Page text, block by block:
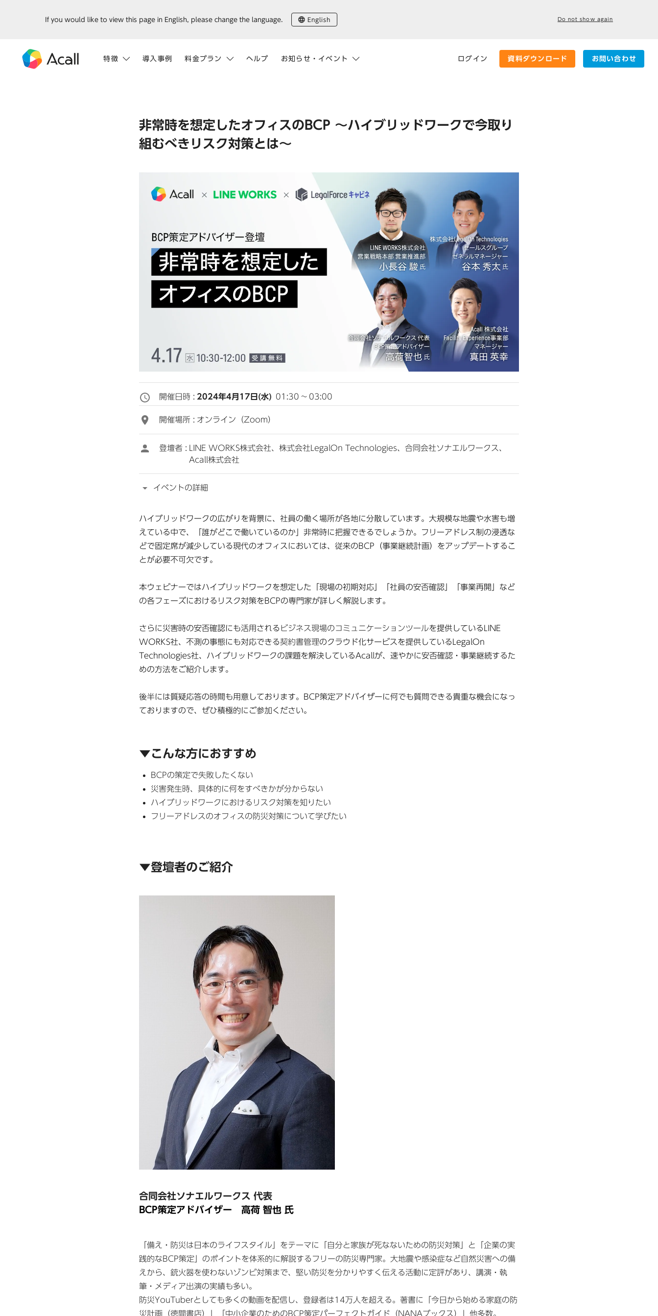
特徴 導入事例 料金プラン ヘルプ お知らせ・イベント ログイン 資料ダウンロード お問い合わせ
If you would like to view this page in English, please change the language. English Do not show again
非常時を想定したオフィスのBCP 〜ハイブリッドワークで今取り
組むべきリスク対策とは〜
開催日時 : 2024年4月17日(水) 01:30 ~ 03:00
開催場所 : オンライン（Zoom）
登壇者 :
LINE WORKS株式会社、株式会社LegalOn Technologies、合同会社ソナエルワークス、
Acall株式会社
イベントの詳細
ハイブリッドワークの広がりを背景に、社員の働く場所が各地に分散しています。大規模な地震や水害も増
えている中で、「誰がどこで働いているのか」非常時に把握できるでしょうか。フリーアドレス制の浸透な
どで固定席が減少している現代のオフィスにおいては、従来のBCP（事業継続計画）をアップデートするこ
とが必要不可欠です。
本ウェビナーではハイブリッドワークを想定した「現場の初期対応」「社員の安否確認」「事業再開」など
の各フェーズにおけるリスク対策をBCPの専門家が詳しく解説します。
さらに災害時の安否確認にも活用される ビジネス現場のコミュニケーションツールを提供しているLINE
WORKS社、不測の事態にも対応できる契約書管理のクラウド化サービスを提供しているLegalOn
Technologies社、ハイブリッドワークの課題を解決しているAcallが、速やかに安否確認・事業継続するた
めの方法をご紹介します。
後半には質疑応答の時間も用意しております。BCP策定アドバイザーに何でも質問できる貴重な機会になっ
ておりますので、ぜひ積極的にご参加ください。
▼こんな方におすすめ
BCPの策定で失敗したくない
災害発生時、具体的に何をすべきかが分からない
ハイブリッドワークにおけるリスク対策を知りたい
フリーアドレスのオフィスの防災対策について学びたい
▼登壇者のご紹介
合同会社ソナエルワークス 代表
BCP策定アドバイザー 高荷 智也 氏
「備え・防災は日本のライフスタイル」をテーマに「自分と家族が死なないための防災対策」と「企業の実
践的なBCP策定」のポイントを体系的に解説するフリーの防災専門家。大地震や感染症など自然災害への備
えから、銃火器を使わないゾンビ対策まで、堅い防災を分かりやすく伝える活動に定評があり、講演・執
筆・メディア出演の実績も多い。
防災YouTuberとしても多くの動画を配信し、登録者は14万人を超える。著書に「今日から始める家庭の防
災計画（徳間書店）」「中小企業のためのBCP策定パーフェクトガイド（NANAブックス）」他多数。